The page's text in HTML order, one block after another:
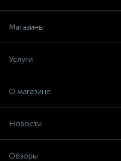
Магазины
Услуги
О магазине
Новости
Обзоры